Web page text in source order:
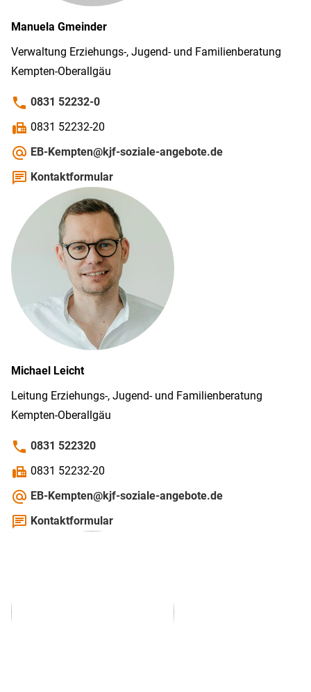
Manuela Gmeinder
Verwaltung Erziehungs-, Jugend- und Familien­beratung
Kempten-­Ober­allgäu
phone 0831 52232-0
fax 0831 52232-20
alternate_email EB-Kempten@kjf-soziale-angebote.de
chat Kontaktformular
Michael Leicht
Leitung Erziehungs-, Jugend- und Familien­beratung
Kempten-­Oberallgäu
phone 0831 522320
fax 0831 52232-20
alternate_email EB-Kempten@kjf-soziale-angebote.de
chat Kontaktformular